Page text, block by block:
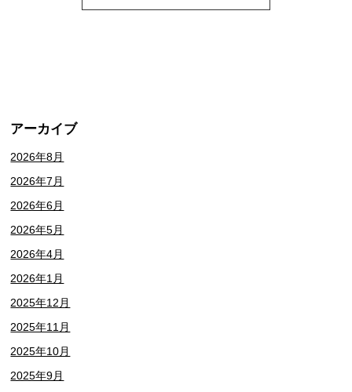
アーカイブ
2026年8月
2026年7月
2026年6月
2026年5月
2026年4月
2026年1月
2025年12月
2025年11月
2025年10月
2025年9月